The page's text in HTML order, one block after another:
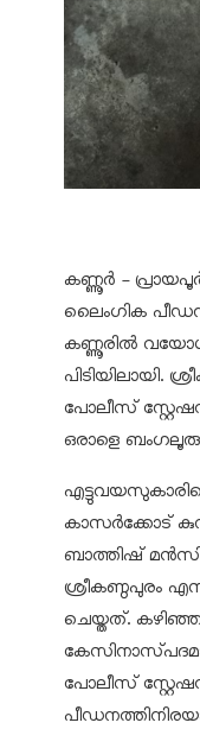
കണ്ണൂർ -
ലൈംഗിക
കണ്ണൂരിൽ
പിടിയിലായി.
പോലീസ്
ഒരാളെ
കാസർക്കോട്
ബാത്തിഷ്
ശ്രീകണ്ഠപുരം
ചെയ്തത്.
പോലീസ്